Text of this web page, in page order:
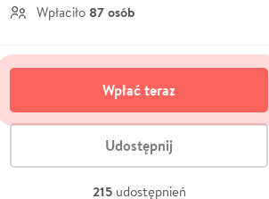
Wpłaciło 87 osób
Wpłać teraz
Udostępnij
215 udostępnień